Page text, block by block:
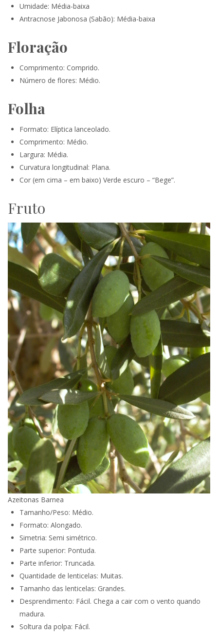
Umidade: Média-baixa
Antracnose Jabonosa (Sabão): Média-baixa
Floração
Comprimento: Comprido.
Número de flores: Médio.
Folha
Formato: Elíptica lanceolado.
Comprimento: Médio.
Largura: Média.
Curvatura longitudinal: Plana.
Cor (em cima – em baixo) Verde escuro – “Bege”.
Fruto
Azeitonas Barnea
Tamanho/Peso: Médio.
Formato: Alongado.
Simetria: Semi simétrico.
Parte superior: Pontuda.
Parte inferior: Truncada.
Quantidade de lenticelas: Muitas.
Tamanho das lenticelas: Grandes.
Desprendimento: Fácil. Chega a cair com o vento quando
madura.
Soltura da polpa: Fácil.